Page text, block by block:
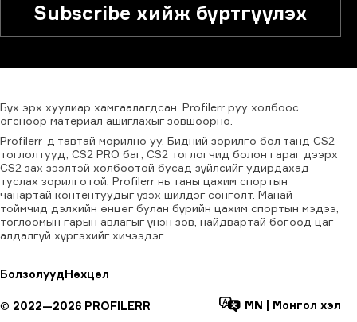
Subscribe хийж бүртгүүлэх
Бүх эрх хуулиар хамгаалагдсан. Profilerr руу холбоос
өгснөөр материал ашиглахыг зөвшөөрнө.
Profilerr-д тавтай морилно уу. Бидний зорилго бол танд CS2
тоглолтууд, CS2 PRO баг, CS2 тоглогчид болон гараг дээрх
CS2 зах зээлтэй холбоотой бусад зүйлсийг удирдахад
туслах зорилготой. Profilerr нь таны цахим спортын
чанартай контентуудыг үзэх шилдэг сонголт. Манай
тоймчид дэлхийн өнцөг булан бүрийн цахим спортын мэдээ,
тоглоомын гарын авлагыг үнэн зөв, найдвартай бөгөөд цаг
алдалгүй хүргэхийг хичээдэг.
БолзолуудНөхцөл
© 2022—2026 PROFILERR MN Монгол хэл